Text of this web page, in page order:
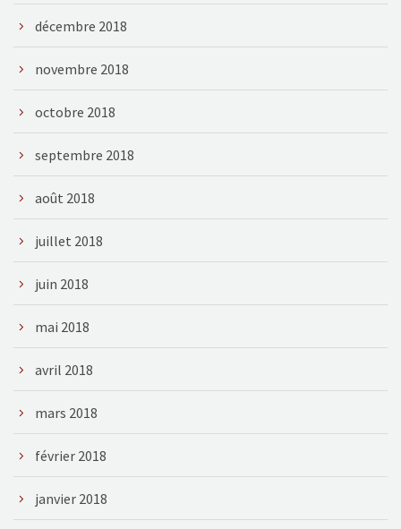
décembre 2018
novembre 2018
octobre 2018
septembre 2018
août 2018
juillet 2018
juin 2018
mai 2018
avril 2018
mars 2018
février 2018
janvier 2018